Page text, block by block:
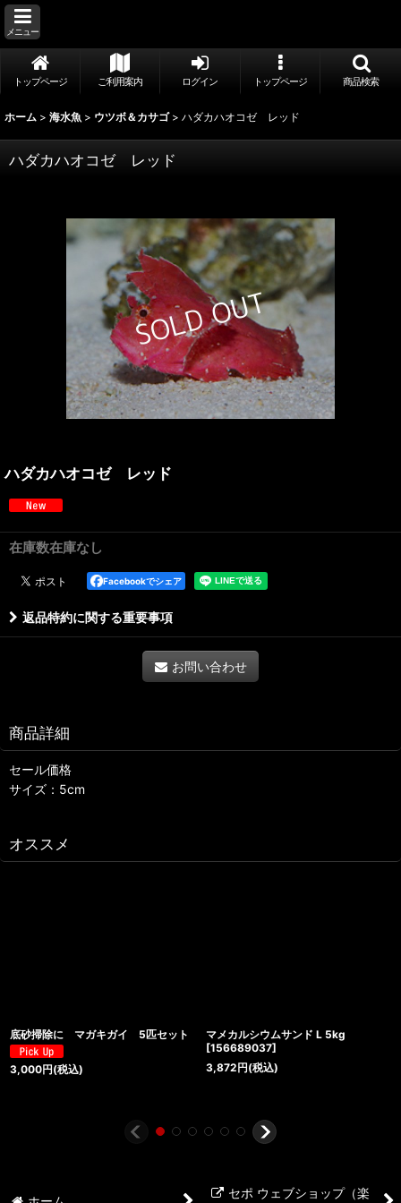
メニュー
トップページ ご利用案内 ログイン トップページ 商品検索
ホーム > 海水魚 > ウツボ＆カサゴ > ハダカハオコゼ レッド
ハダカハオコゼ レッド
ハダカハオコゼ レッド
在庫数在庫なし
Facebookでシェア
返品特約に関する重要事項
お問い合わせ
商品詳細
セール価格
サイズ：5cm
オススメ
底砂掃除に マガキガイ 5匹セット
3,000円(税込)
マメカルシウムサンド L 5kg
[156689037]
3,872円(税込)
セポ ウェブショップ（楽